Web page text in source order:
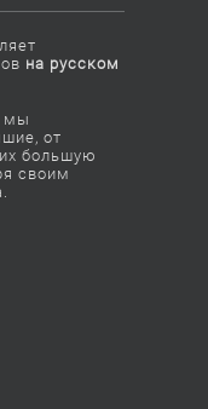
на русском
мы
от
большую
своим